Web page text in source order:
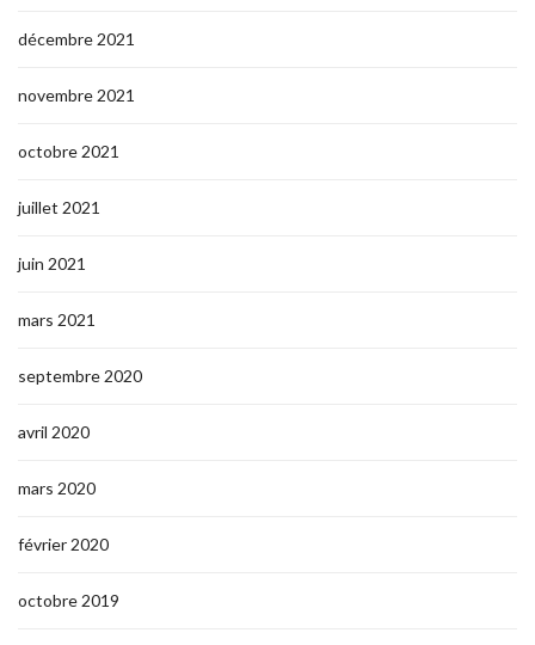
décembre 2021
novembre 2021
octobre 2021
juillet 2021
juin 2021
mars 2021
septembre 2020
avril 2020
mars 2020
février 2020
octobre 2019